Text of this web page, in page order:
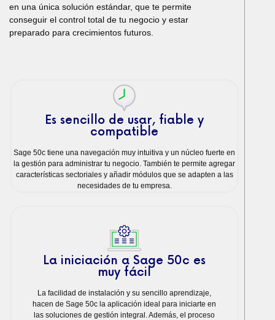
en una única solución estándar, que te permite
conseguir el control total de tu negocio y estar
preparado para crecimientos futuros.
Es sencillo de usar, fiable y
compatible
Sage 50c tiene una navegación muy intuitiva y un núcleo fuerte en
la gestión para administrar tu negocio. También te permite agregar
características sectoriales y añadir módulos que se adapten a las
necesidades de tu empresa.
La iniciación a Sage 50c es
muy fácil
La facilidad de instalación y su sencillo aprendizaje,
hacen de Sage 50c la aplicación ideal para iniciarte en
las soluciones de gestión integral. Además, el proceso